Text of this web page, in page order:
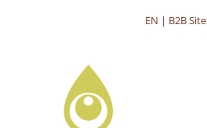
EN | B2B Site